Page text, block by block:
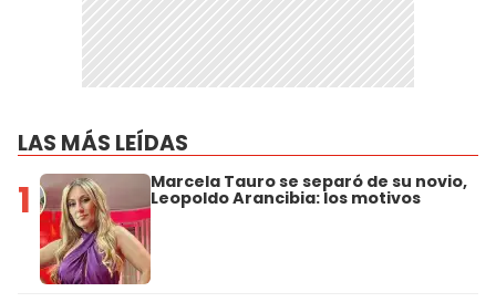
LAS MÁS LEÍDAS
1 Marcela Tauro se separó de su novio,
Leopoldo Arancibia: los motivos